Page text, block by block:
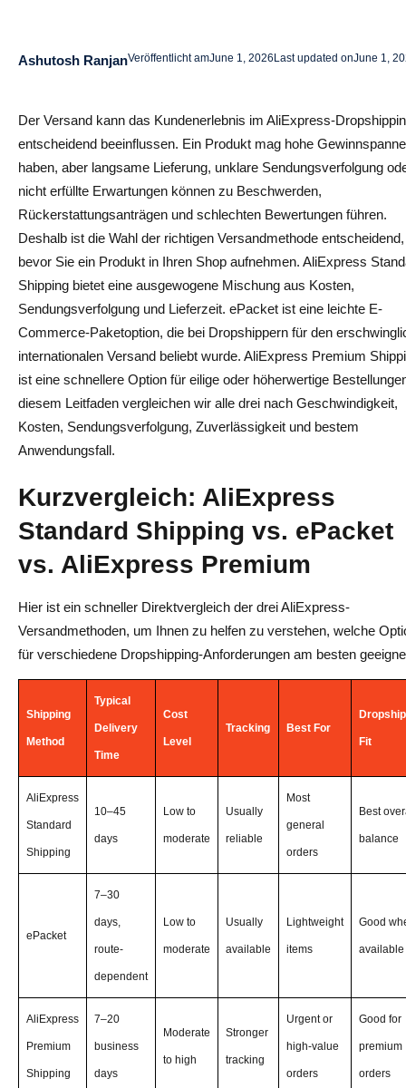
AliExpress Standard Shipping vs ePacket: Which Is
Choose AliExpress Standard Shipping If…
Choose ePacket If…
Final Verdict
AliExpress Standard Shipping vs AliExpress Premium
Shipping
Speed Comparison
Cost Comparison
Final Verdict
When Premium Shipping Makes More Sense
Best Overall: AliExpress Standard Shipping
Best for Lightweight Products: ePacket
Best for Faster Delivery: AliExpress Premium Shipping
How AliDrop Helps Manage AliExpress Shipping
Adding a Product to Your Store?
Check the Estimated Delivery Time
Vermeiden Sie Produkte ohne zuverlässige
Sendungsverfolgung
Testbestellung vor der Skalierung
Fazit: Welche AliExpress-Versandmethode sollten Sie
Ashutosh RanjanVeröffentlicht amJune 1, 2026 Last updated onJune 1,
Der Versand kann das Kundenerlebnis im AliExpress-
entscheidend beeinflussen. Ein Produkt mag hohe
haben, aber langsame Lieferung, unklare Sendungsverfolgung
nicht erfüllte Erwartungen können zu Beschwerden,
Rückerstattungsanträgen und schlechten Bewertungen führen.
Deshalb ist die Wahl der richtigen Versandmethode entscheidend,
bevor Sie ein Produkt in Ihren Shop aufnehmen. AliExpress
Shipping bietet eine ausgewogene Mischung aus Kosten,
Sendungsverfolgung und Lieferzeit. ePacket ist eine leichte E-
Commerce-Paketoption, die bei Dropshippern für den
internationalen Versand beliebt wurde. AliExpress Premium
ist eine schnellere Option für eilige oder höherwertige
diesem Leitfaden vergleichen wir alle drei nach Geschwindigkeit,
Kosten, Sendungsverfolgung, Zuverlässigkeit und bestem
Anwendungsfall.
Kurzvergleich: AliExpress
Standard Shipping vs. ePacket
vs. AliExpress Premium
Hier ist ein schneller Direktvergleich der drei AliExpress-
Versandmethoden, um Ihnen zu helfen zu verstehen, welche
für verschiedene Dropshipping-Anforderungen am besten
Shipping
Method
Typical
Delivery
Time
Cost
Level
Tracking Best For
Fit
AliExpress
Standard
Shipping
10–45
days
Low to
moderate
Usually
reliable
Most
general
orders
Best
balance
ePacket
7–30
days,
route-
dependent
Low to
moderate
Usually
available
Lightweight
items
Good
available
AliExpress
Premium
Shipping
7–20
business
days
Moderate
to high
Stronger
tracking
Urgent or
high-value
orders
Good for
premium
orders